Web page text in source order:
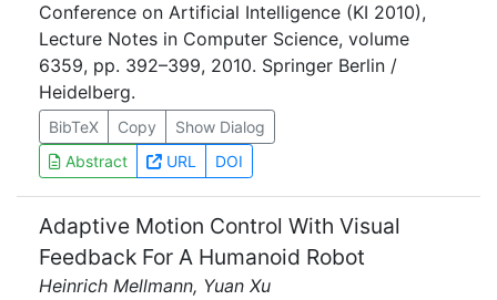
Conference on Artificial Intelligence (KI 2010),
Lecture Notes in Computer Science, volume
6359, pp. 392–399, 2010. Springer Berlin /
Heidelberg.
BibTeX Copy
Show Dialog
Abstract
URL DOI
Adaptive Motion Control With Visual
Feedback For A Humanoid Robot
Heinrich Mellmann, Yuan Xu